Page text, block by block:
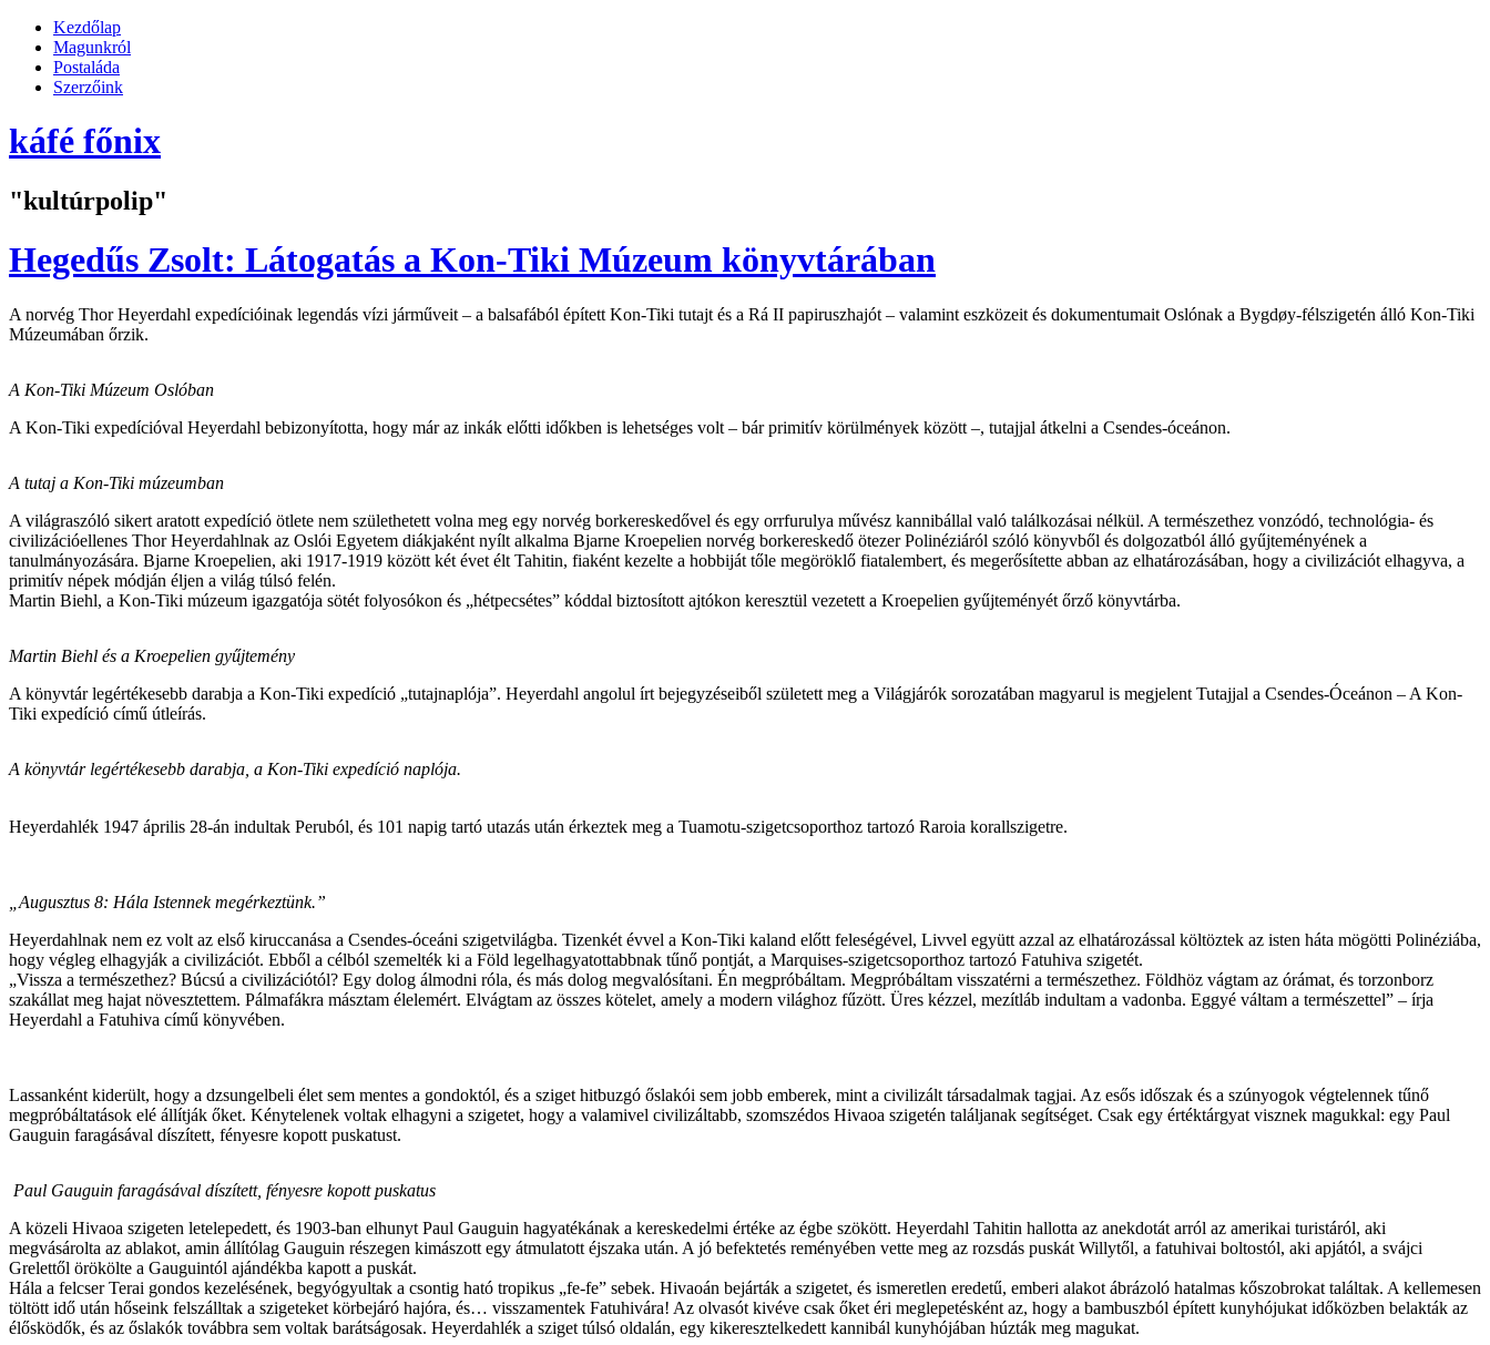
Kezdőlap
Magunkról
Postaláda
Szerzőink
káfé főnix
"kultúrpolip"
Hegedűs Zsolt: Látogatás a Kon-Tiki Múzeum könyvtárában
A norvég Thor Heyerdahl expedícióinak legendás vízi járműveit – a balsafából épített Kon-Tiki tutajt és a Rá II papiruszhajót – valamint eszközeit és dokumentumait Oslónak a Bygdøy-félszigetén álló Kon-Tiki
Múzeumában őrzik.
A Kon-Tiki Múzeum Oslóban
A Kon-Tiki expedícióval Heyerdahl bebizonyította, hogy már az inkák előtti időkben is lehetséges volt – bár primitív körülmények között –, tutajjal átkelni a Csendes-óceánon.
A tutaj a Kon-Tiki múzeumban
A világraszóló sikert aratott expedíció ötlete nem születhetett volna meg egy norvég borkereskedővel és egy orrfurulya művész kannibállal való találkozásai nélkül. A természethez vonzódó, technológia- és
civilizációellenes Thor Heyerdahlnak az Oslói Egyetem diákjaként nyílt alkalma Bjarne Kroepelien norvég borkereskedő ötezer Polinéziáról szóló könyvből és dolgozatból álló gyűjteményének a
tanulmányozására. Bjarne Kroepelien, aki 1917-1919 között két évet élt Tahitin, fiaként kezelte a hobbiját tőle megöröklő fiatalembert, és megerősítette abban az elhatározásában, hogy a civilizációt elhagyva, a
primitív népek módján éljen a világ túlsó felén.
Martin Biehl, a Kon-Tiki múzeum igazgatója sötét folyosókon és „hétpecsétes” kóddal biztosított ajtókon keresztül vezetett a Kroepelien gyűjteményét őrző könyvtárba.
Martin Biehl és a Kroepelien gyűjtemény
A könyvtár legértékesebb darabja a Kon-Tiki expedíció „tutajnaplója”. Heyerdahl angolul írt bejegyzéseiből született meg a Világjárók sorozatában magyarul is megjelent Tutajjal a Csendes-Óceánon – A Kon-
Tiki expedíció című útleírás.
A könyvtár legértékesebb darabja, a Kon-Tiki expedíció naplója.
Heyerdahlék 1947 április 28-án indultak Peruból, és 101 napig tartó utazás után érkeztek meg a Tuamotu-szigetcsoporthoz tartozó Raroia korallszigetre.
„Augusztus 8: Hála Istennek megérkeztünk.”
Heyerdahlnak nem ez volt az első kiruccanása a Csendes-óceáni szigetvilágba. Tizenkét évvel a Kon-Tiki kaland előtt feleségével, Livvel együtt azzal az elhatározással költöztek az isten háta mögötti Polinéziába,
hogy végleg elhagyják a civilizációt. Ebből a célból szemelték ki a Föld legelhagyatottabbnak tűnő pontját, a Marquises-szigetcsoporthoz tartozó Fatuhiva szigetét.
„Vissza a természethez? Búcsú a civilizációtól? Egy dolog álmodni róla, és más dolog megvalósítani. Én megpróbáltam. Megpróbáltam visszatérni a természethez. Földhöz vágtam az órámat, és torzonborz
szakállat meg hajat növesztettem. Pálmafákra másztam élelemért. Elvágtam az összes kötelet, amely a modern világhoz fűzött. Üres kézzel, mezítláb indultam a vadonba. Eggyé váltam a természettel” – írja
Heyerdahl a Fatuhiva című könyvében.
Lassanként kiderült, hogy a dzsungelbeli élet sem mentes a gondoktól, és a sziget hitbuzgó őslakói sem jobb emberek, mint a civilizált társadalmak tagjai. Az esős időszak és a szúnyogok végtelennek tűnő
megpróbáltatások elé állítják őket. Kénytelenek voltak elhagyni a szigetet, hogy a valamivel civilizáltabb, szomszédos Hivaoa szigetén találjanak segítséget. Csak egy értéktárgyat visznek magukkal: egy Paul
Gauguin faragásával díszített, fényesre kopott puskatust.
Paul Gauguin faragásával díszített, fényesre kopott puskatus
A közeli Hivaoa szigeten letelepedett, és 1903-ban elhunyt Paul Gauguin hagyatékának a kereskedelmi értéke az égbe szökött. Heyerdahl Tahitin hallotta az anekdotát arról az amerikai turistáról, aki
megvásárolta az ablakot, amin állítólag Gauguin részegen kimászott egy átmulatott éjszaka után. A jó befektetés reményében vette meg az rozsdás puskát Willytől, a fatuhivai boltostól, aki apjától, a svájci
Grelettől örökölte a Gauguintól ajándékba kapott a puskát.
Hála a felcser Terai gondos kezelésének, begyógyultak a csontig ható tropikus „fe-fe” sebek. Hivaoán bejárták a szigetet, és ismeretlen eredetű, emberi alakot ábrázoló hatalmas kőszobrokat találtak. A kellemesen
töltött idő után hőseink felszálltak a szigeteket körbejáró hajóra, és… visszamentek Fatuhivára! Az olvasót kivéve csak őket éri meglepetésként az, hogy a bambuszból épített kunyhójukat időközben belakták az
élősködők, és az őslakók továbbra sem voltak barátságosak. Heyerdahlék a sziget túlsó oldalán, egy kikeresztelkedett kannibál kunyhójában húzták meg magukat.